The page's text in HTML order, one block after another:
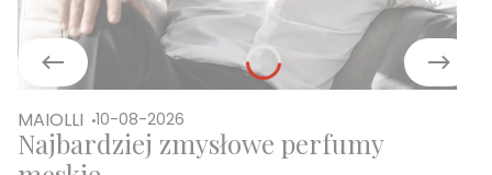
MAIOLLI 10-08-2026
Najbardziej zmysłowe perfumy